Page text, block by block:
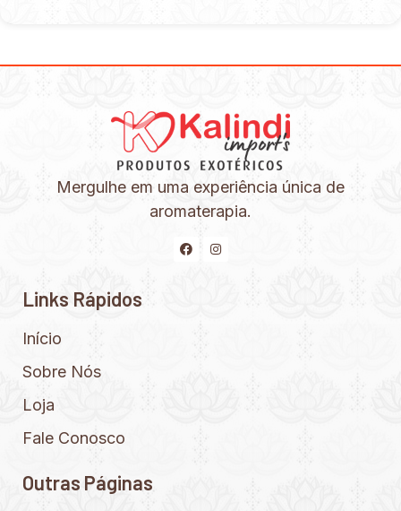
Mergulhe em uma experiência única de
aromaterapia.
Links Rápidos
Início
Sobre Nós
Loja
Fale Conosco
Outras Páginas